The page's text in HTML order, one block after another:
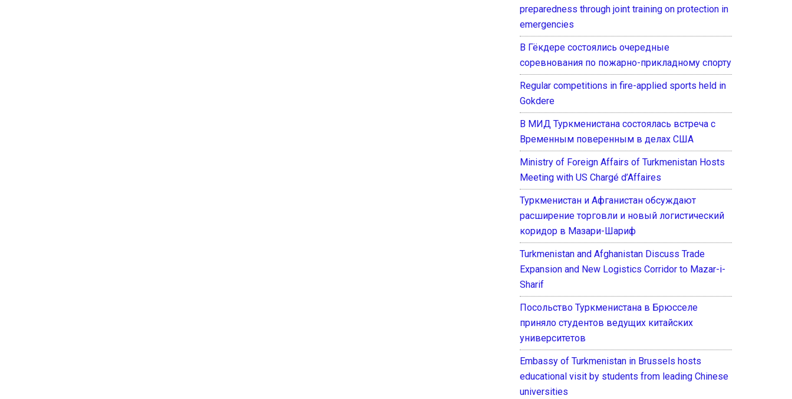
preparedness through joint training on protection in
emergencies
В Гёкдере состоялись очередные
соревнования по пожарно-прикладному спорту
Regular competitions in fire-applied sports held in
Gokdere
В МИД Туркменистана состоялась встреча с
Временным поверенным в делах США
Ministry of Foreign Affairs of Turkmenistan Hosts
Meeting with US Chargé d’Affaires
Туркменистан и Афганистан обсуждают
расширение торговли и новый логистический
коридор в Мазари-Шариф
Turkmenistan and Afghanistan Discuss Trade
Expansion and New Logistics Corridor to Mazar-i-
Sharif
Посольство Туркменистана в Брюсселе
приняло студентов ведущих китайских
университетов
Embassy of Turkmenistan in Brussels hosts
educational visit by students from leading Chinese
universities